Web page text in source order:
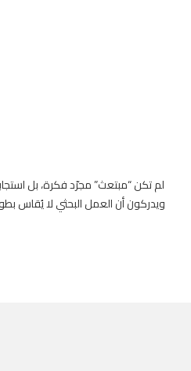
لم تكن “مبتعث” مجرّد فكرة، بل
ويدركون أن العمل البحثي لا يُقاس